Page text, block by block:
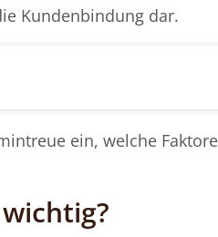
Kundenbindung dar.
ein, welche